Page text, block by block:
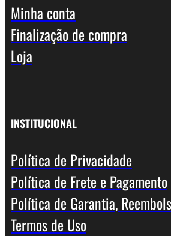
Minha conta
Finalização de compra
Loja
INSTITUCIONAL
Política de Privacidade
Política de Frete e Pagamento
Política de Garantia,
Termos de Uso